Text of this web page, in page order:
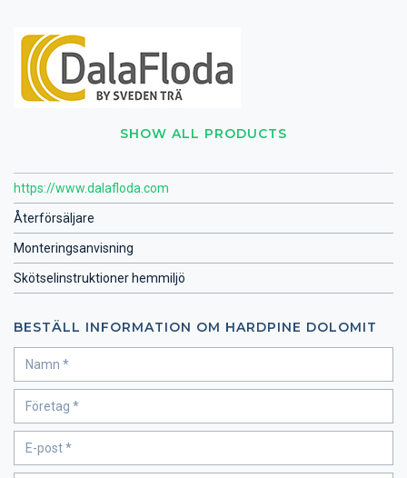
SHOW ALL PRODUCTS
https://www.dalafloda.com
Återförsäljare
Monteringsanvisning
Skötselinstruktioner hemmiljö
BESTÄLL INFORMATION OM HARDPINE DOLOMIT